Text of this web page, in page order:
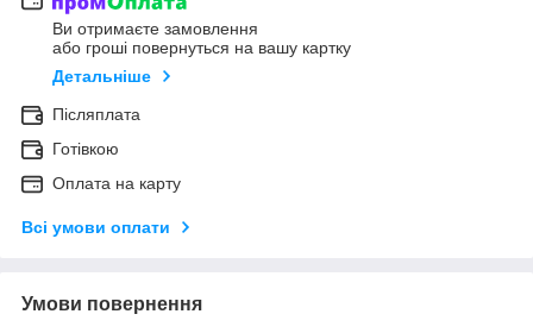
Ви отримаєте замовлення
або гроші повернуться на вашу картку
Детальніше
Післяплата
Готівкою
Оплата на карту
Всі умови оплати
Умови повернення